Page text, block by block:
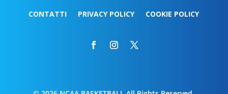
CONTATTI PRIVACY POLICY COOKIE POLICY